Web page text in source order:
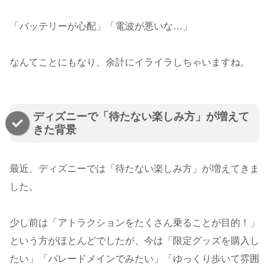
「バッテリーが心配」「電波が悪いな…」
なんてことにもなり、余計にイライラしちゃいますね。
ディズニーで「待たない楽しみ方」が増えて
きた背景
最近、ディズニーでは「待たない楽しみ方」が増えてきま
した。
少し前は「アトラクションをたくさん乗ることが目的！」
という方がほとんどでしたが、今は「限定グッズを購入し
たい」「パレードメインでみたい」「ゆっくり歩いて雰囲